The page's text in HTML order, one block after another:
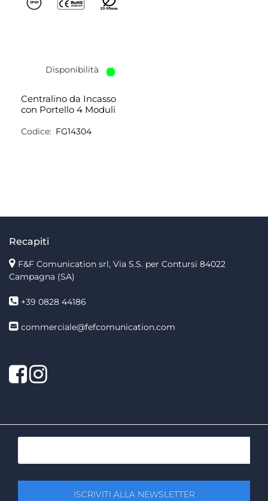
Disponibilità
Centralino da Incasso
con Portello 4 Moduli
Codice: FG14304
Recapiti
F&F Comunication srl, Via S.S. per Contursi 84022
Campagna (SA)
+39 0828 44186
commerciale@fefcomunication.com
Facebook
Twitter